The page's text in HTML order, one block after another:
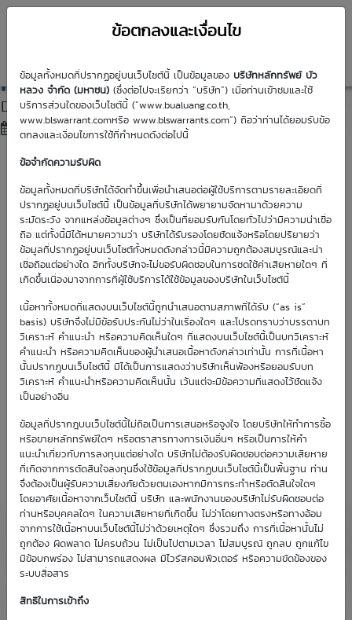
ข้อตกลงและเงื่อนไข
ข้อมูลทั้งหมดที่ปรากฏอยู่บนเว็บไซต์นี้ เป็นข้อมูลของ บริษัทหลักทรัพย์ บัว
หลวง จำกัด (มหาชน) (ซึ่งต่อไปจะเรียกว่า “บริษัท”) เมื่อท่านเข้าชมและใช้
บริการส่วนใดของเว็บไซต์นี้ (“www.bualuang.co.th,
www.blswarrant.comหรือ www.blswarrants.com”) ถือว่าท่านได้ยอมรับข้อ
ตกลงและเงื่อนไขการใช้ที่กำหนดดังต่อไปนี้
ข้อจำกัดความรับผิด
ข้อมูลทั้งหมดที่บริษัทได้จัดทำขึ้นเพื่อนำเสนอต่อผู้ใช้บริการตามรายละเอียดที่
ปรากฏอยู่บนเว็บไซต์นี้ เป็นข้อมูลที่บริษัทได้พยายามจัดหามาด้วยความ
ระมัดระวัง จากแหล่งข้อมูลต่างๆ ซึ่งเป็นที่ยอมรับกันโดยทั่วไปว่ามีความน่าเชื่อ
ถือ แต่ทั้งนี้มิได้หมายความว่า บริษัทได้รับรองโดยชัดแจ้งหรือโดยปริยายว่า
ข้อมูลที่ปรากฏอยู่บนเว็บไซต์ทั้งหมดดังกล่าวนี้มีความถูกต้องสมบูรณ์และน่า
เชื่อถือแต่อย่างใด อีกทั้งบริษัทจะไม่ขอรับผิดชอบในการชดใช้ค่าเสียหายใดๆ ที่
เกิดขึ้นเนื่องมาจากการที่ผู้ใช้บริการได้ใช้ข้อมูลของบริษัทในเว็บไซต์นี้
เนื้อหาทั้งหมดที่แสดงบนเว็บไซต์นี้ถูกนำเสนอตามสภาพที่ได้รับ (“as is”
basis) บริษัทจึงไม่มีข้อรับประกันไม่ว่าในเรื่องใดๆ และโปรดทราบว่าบรรดาบท
วิเคราะห์ คำแนะนำ หรือความคิดเห็นใดๆ ที่แสดงบนเว็บไซต์นี้เป็นบทวิเคราะห์
คำแนะนำ หรือความคิดเห็นของผู้นำเสนอเนื้อหาดังกล่าวเท่านั้น การที่เนื้อหา
นั้นปรากฏบนเว็บไซต์นี้ มิได้เป็นการแสดงว่าบริษัทเห็นพ้องหรือยอมรับบท
วิเคราะห์ คำแนะนำหรือความคิดเห็นนั้น เว้นแต่จะมีข้อความที่แสดงไว้ชัดแจ้ง
เป็นอย่างอื่น
ข้อมูลที่ปรากฎบนเว็บไซต์นี้ไม่ถือเป็นการเสนอหรือจูงใจ โดยบริษัทให้ทำการซื้อ
หรือขายหลักทรัพย์ใดๆ หรือตราสารทางการเงินอื่นๆ หรือเป็นการให้คำ
แนะนำเกี่ยวกับการลงทุนแต่อย่างใด บริษัทไม่ต้องรับผิดชอบต่อความเสียหาย
ที่เกิดจากการตัดสินใจลงทุนซึ่งใช้ข้อมูลที่ปรากฏบนเว็บไซต์นี้เป็นพื้นฐาน ท่าน
จึงต้องเป็นผู้รับความเสี่ยงภัยด้วยตนเองหากมีการกระทำหรือตัดสินใจใดๆ
โดยอาศัยเนื้อหาจากเว็บไซต์นี้ บริษัท และพนักงานของบริษัทไม่รับผิดชอบต่อ
ท่านหรือบุคคลใดๆ ในความเสียหายที่เกิดขึ้น ไม่ว่าโดยทางตรงหรือทางอ้อม
จากการใช้เนื้อหาบนเว็บไซต์นี้ไม่ว่าด้วยเหตุใดๆ ซึ่งรวมถึง การที่เนื้อหานั้นไม่
ถูกต้อง ผิดพลาด ไม่ครบถ้วน ไม่เป็นไปตามเวลา ไม่สมบูรณ์ ถูกลบ ถูกแก้ไข
มีข้อบกพร่อง ไม่สามารถแสดงผล มีไวรัสคอมพิวเตอร์ หรือความขัดข้องของ
ระบบสื่อสาร
สิทธิในการเข้าถึง
DW01
News
DW01 SET SET50 รุ่นใหม่มาครบทีม (6 Feb 26)
06 Feb 2026 15:30